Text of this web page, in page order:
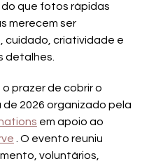
que fotos rápidas
merecem ser
cuidado, criatividade e
detalhes.
prazer de cobrir o
2026 organizado pela
em apoio ao
. O evento reuniu
voluntários,